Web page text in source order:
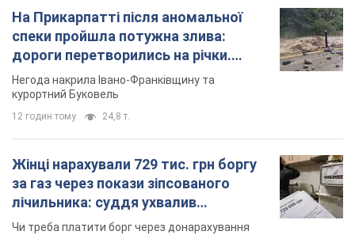
На Прикарпатті після аномальної
спеки пройшла потужна злива:
дороги перетворились на річки.
Відео
Негода накрила Івано-Франківщину та
курортний Буковель
12 годин тому 24,8 т.
Жінці нарахували 729 тис. грн боргу
за газ через покази зіпсованого
лічильника: суддя ухвалив
неочікуване рішення
Чи треба платити борг через донарахування